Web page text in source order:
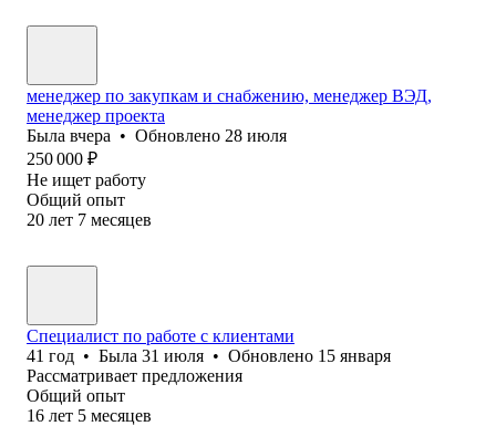
менеджер по закупкам и снабжению, менеджер ВЭД,
менеджер проекта
Была вчера • Обновлено 28 июля
250 000 ₽
Не ищет работу
Общий опыт
20 лет 7 месяцев
Специалист по работе с клиентами
41 год • Была 31 июля • Обновлено 15 января
Рассматривает предложения
Общий опыт
16 лет 5 месяцев